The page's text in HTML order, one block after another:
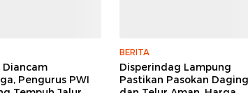
Pengurus PWI
BERITA
Disperindag Lampung
Pastikan Pasokan Daging